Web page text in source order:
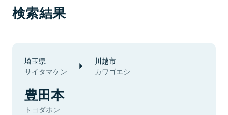
検索結果
埼玉県
サイタマケン
川越市
カワゴエシ
豊田本
トヨダホン